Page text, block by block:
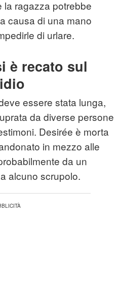
ragazza potrebbe
causa di una mano
di urlare.
è recato sul
essere stata lunga,
da diverse persone
Desirée è morta
in mezzo alle
da un
alcuno scrupolo.